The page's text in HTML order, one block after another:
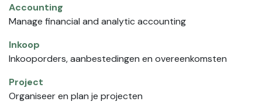
Accounting
Manage financial and analytic accounting
Inkoop
Inkooporders, aanbestedingen en overeenkomsten
Project
Organiseer en plan je projecten